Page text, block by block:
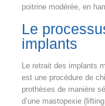
poitrine modérée, en
Le
implants
Le retrait des implants
est une procédure de
prothèses de manière
d’une mastopexie